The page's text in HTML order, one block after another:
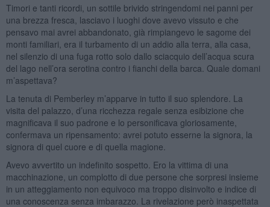
Timori e tanti ricordi, un sottile brivido stringendomi nei panni per
una brezza fresca, lasciavo i luoghi dove avevo vissuto e che
pensavo mai avrei abbandonato, già rimpiangevo le sagome dei
monti familiari, era il turbamento di un addio alla terra, alla casa,
nel silenzio di una fuga rotto solo dallo sciacquio dell’acqua scura
del lago nell’ora serotina contro i fianchi della barca. Quale domani
m’aspettava?
La tenuta di Pemberley m’apparve in tutto il suo splendore. La
visita del palazzo, d’una ricchezza regale senza esibizione che
magnificava il suo padrone e lo personificava gloriosamente,
confermava un ripensamento: avrei potuto esserne la signora, la
signora di quel cuore e di quella magione.
Avevo avvertito un indefinito sospetto. Ero la vittima di una
macchinazione, un complotto di due persone che sorpresi insieme
in un atteggiamento non equivoco ma troppo disinvolto e indice di
una conoscenza senza imbarazzo. La rivelazione però inaspettata